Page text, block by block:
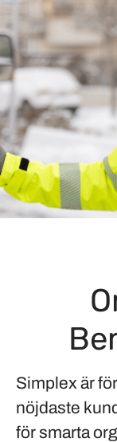
Simplex är
nöjdaste
för smarta